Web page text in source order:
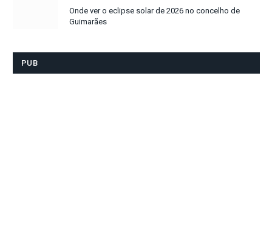
Onde ver o eclipse solar de 2026 no concelho de
Guimarães
PUB